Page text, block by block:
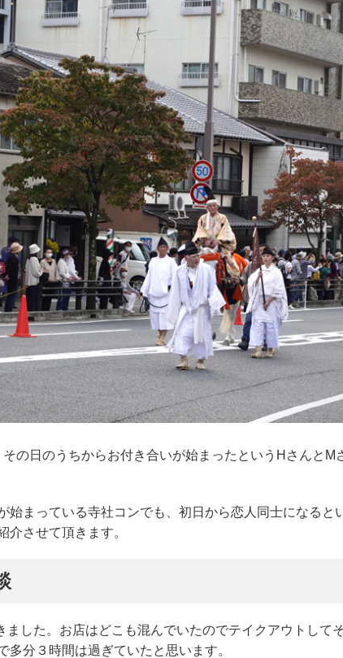
の日のうちからお付き合いが始まったというHさんとM
まっている寺社コンでも、初日から恋人同士になると
介させて頂きます。
した。お店はどこも混んでいたのでテイクアウトして
分３時間は過ぎていたと思います。